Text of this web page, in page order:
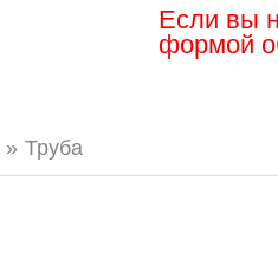
Если вы
формой
Труба